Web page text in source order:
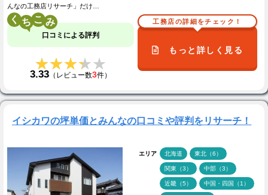
んなの工務店リサーチ」だけ…
く こ
口コミによる評判
★★★★★
★★★★★
3.33 （レビュー数3件）
工務店の詳細をチェック！
もっと詳しく見る
イシカワの坪単価とみんなの口コミや評判をリサーチ！
エリア 北海道 東北（6）
関東（3） 中部（3）
近畿（5） 中国・四国（1）